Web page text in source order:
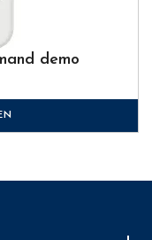
demo